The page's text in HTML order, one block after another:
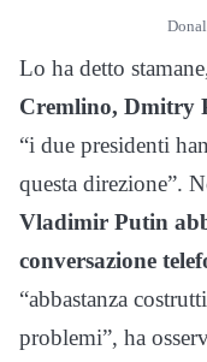
Lo ha detto
Cremlino, Dmitry
“i due presidenti
questa direzione”.
Vladimir Putin
conversazione
“abbastanza
problemi”, ha